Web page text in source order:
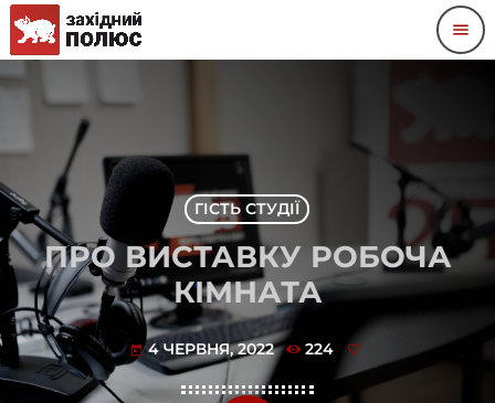
menu
ГІСТЬ СТУДІЇ
ПРО ВИСТАВКУ РОБОЧА
КІМНАТА
today 4 ЧЕРВНЯ, 2022 224